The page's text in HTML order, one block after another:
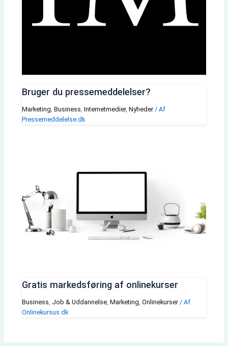
Bruger du pressemeddelelser?
Marketing, Business, Internetmedier, Nyheder/ Af
Pressemeddelelse.dk
Gratis markedsføring af onlinekurser
Business, Job & Uddannelse, Marketing, Onlinekurser/ Af
Onlinekursus.dk